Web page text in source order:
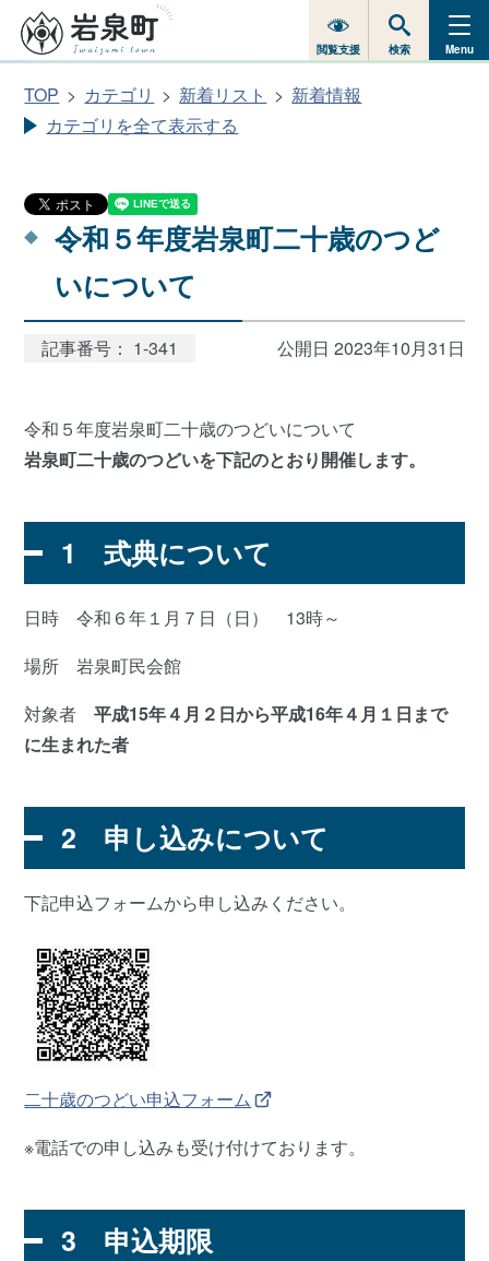
閲覧支援 検索 Menu
TOP カテゴリ 新着リスト
新着情報
カテゴリを全て表示する
令和５年度岩泉町二十歳のつど
いについて
記事番号： 1-341 公開日 2023年10月31日
令和５年度岩泉町二十歳のつどいについて
岩泉町二十歳のつどいを下記のとおり開催します。
1 式典について
日時 令和６年１月７日（日） 13時～
場所 岩泉町民会館
対象者平成15年４月２日から平成16年４月１日まで
に生まれた者
2 申し込みについて
下記申込フォームから申し込みください。
二十歳のつどい申込フォーム
※電話での申し込みも受け付けております。
3 申込期限